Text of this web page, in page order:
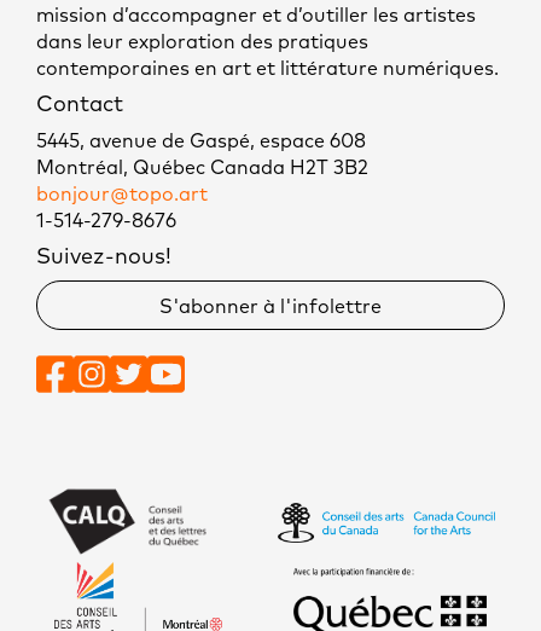
mission d’accompagner et d’outiller les artistes
dans leur exploration des pratiques
contemporaines en art et littérature numériques.
Contact
5445, avenue de Gaspé, espace 608
Montréal, Québec Canada H2T 3B2
bonjour@topo.art
1-514-279-8676
Suivez-nous!
S'abonner à l'infolettre